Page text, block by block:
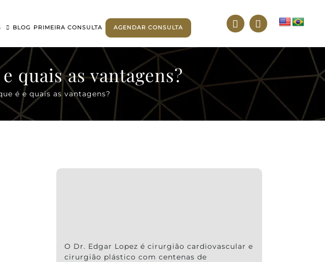
BLOG PRIMEIRA CONSULTA AGENDAR CONSULTA
quais as vantagens?
é e quais as vantagens?
O Dr. Edgar Lopez é cirurgião cardiovascular e
cirurgião plástico com centenas de